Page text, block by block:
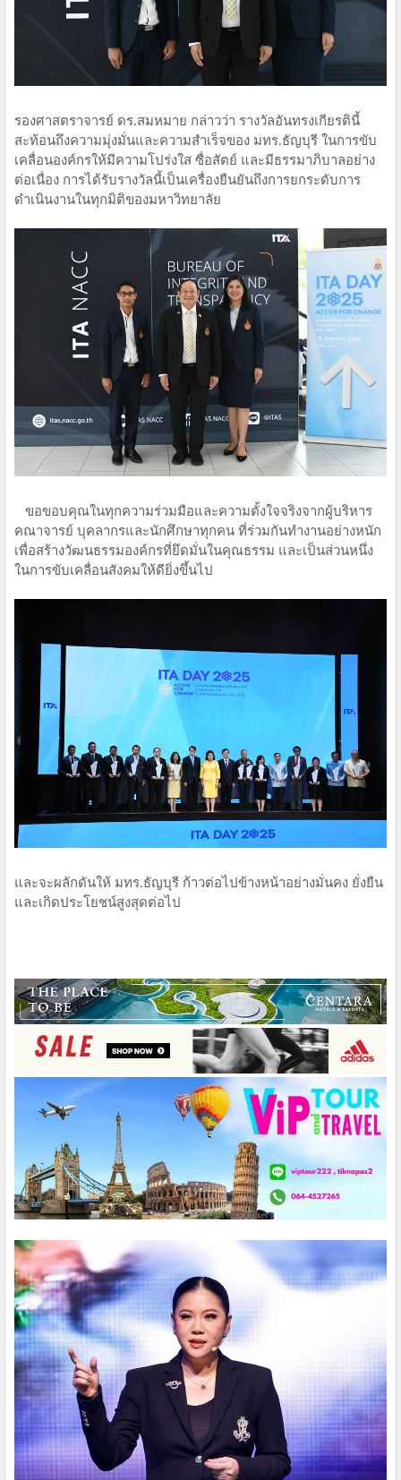
รองศาสตราจารย์ ดร.สมหมาย กล่าวว่า รางวัลอันทรงเกียรตินี้
สะท้อนถึงความมุ่งมั่นและความสำเร็จของ มทร.ธัญบุรี ในการขับ
เคลื่อนองค์กรให้มีความโปร่งใส ซื่อสัตย์ และมีธรรมาภิบาลอย่าง
ต่อเนื่อง การได้รับรางวัลนี้เป็นเครื่องยืนยันถึงการยกระดับการ
ดำเนินงานในทุกมิติของมหาวิทยาลัย
ขอขอบคุณในทุกความร่วมมือและความตั้งใจจริงจากผู้บริหาร
คณาจารย์ บุคลากรและนักศึกษาทุกคน ที่ร่วมกันทำงานอย่างหนัก
เพื่อสร้างวัฒนธรรมองค์กรที่ยึดมั่นในคุณธรรม และเป็นส่วนหนึ่ง
ในการขับเคลื่อนสังคมให้ดียิ่งขึ้นไป
และจะผลักดันให้ มทร.ธัญบุรี ก้าวต่อไปข้างหน้าอย่างมั่นคง ยั่งยืน
และเกิดประโยชน์สูงสุดต่อไป